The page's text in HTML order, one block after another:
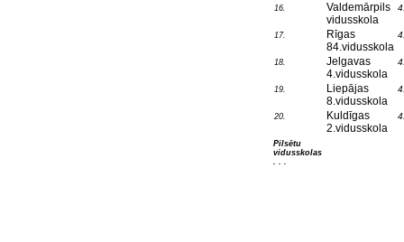
16.
Valdemārpils
vidusskola
17.
Rīgas
84.vidusskola
18.
Jelgavas
4.vidusskola
19.
Liepājas
8.vidusskola
20.
Kuldīgas
2.vidusskola
Pilsētu
vidusskolas
. . .